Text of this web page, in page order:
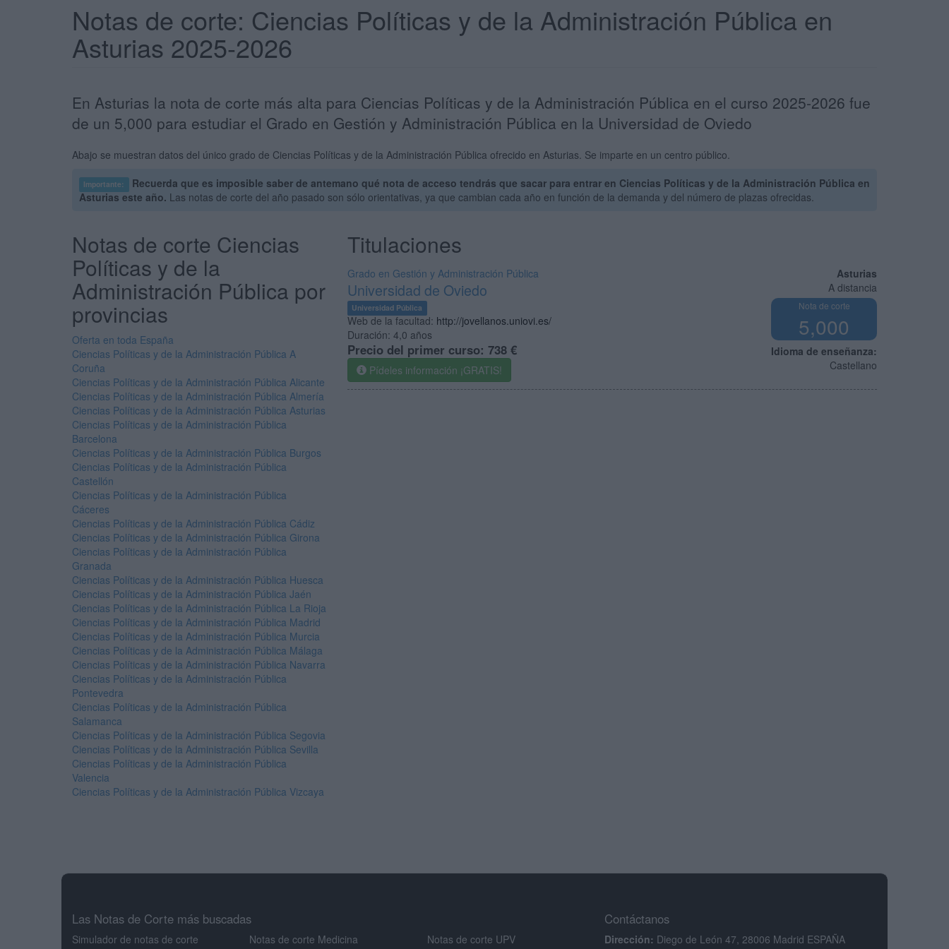
Notas de corte: Ciencias Políticas y de la Administración Pública en
Asturias 2025-2026
En Asturias la nota de corte más alta para Ciencias Políticas y de la Administración Pública en el curso 2025-2026 fue
de un 5,000 para estudiar el Grado en Gestión y Administración Pública en la Universidad de Oviedo
Abajo se muestran datos del único grado de Ciencias Políticas y de la Administración Pública ofrecido en Asturias. Se imparte en un centro público.
Importante:
Recuerda que es imposible saber de antemano qué nota de acceso tendrás que sacar para entrar en Ciencias Políticas y de la Administración Pública en
Asturias este año. Las notas de corte del año pasado son sólo orientativas, ya que cambian cada año en función de la demanda y del número de plazas ofrecidas.
Titulaciones
Asturias
A distancia
Nota de corte
5,000
Idioma de enseñanza:
Castellano
Grado en Gestión y Administración Pública
Universidad de Oviedo
Universidad Pública
Web de la facultad: http://jovellanos.uniovi.es/
Duración: 4,0 años
Precio del primer curso: 738 €
Pídeles información ¡GRATIS!
Notas de corte Ciencias
Políticas y de la
Administración Pública por
provincias
Oferta en toda España
Ciencias Políticas y de la Administración Pública A
Coruña
Ciencias Políticas y de la Administración Pública Alicante
Ciencias Políticas y de la Administración Pública Almería
Ciencias Políticas y de la Administración Pública Asturias
Ciencias Políticas y de la Administración Pública
Barcelona
Ciencias Políticas y de la Administración Pública Burgos
Ciencias Políticas y de la Administración Pública
Castellón
Ciencias Políticas y de la Administración Pública
Cáceres
Ciencias Políticas y de la Administración Pública Cádiz
Ciencias Políticas y de la Administración Pública Girona
Ciencias Políticas y de la Administración Pública
Granada
Ciencias Políticas y de la Administración Pública Huesca
Ciencias Políticas y de la Administración Pública Jaén
Ciencias Políticas y de la Administración Pública La Rioja
Ciencias Políticas y de la Administración Pública Madrid
Ciencias Políticas y de la Administración Pública Murcia
Ciencias Políticas y de la Administración Pública Málaga
Ciencias Políticas y de la Administración Pública Navarra
Ciencias Políticas y de la Administración Pública
Pontevedra
Ciencias Políticas y de la Administración Pública
Salamanca
Ciencias Políticas y de la Administración Pública Segovia
Ciencias Políticas y de la Administración Pública Sevilla
Ciencias Políticas y de la Administración Pública
Valencia
Ciencias Políticas y de la Administración Pública Vizcaya
Las Notas de Corte más buscadas
Simulador de notas de corte Notas de corte Medicina Notas de corte UPV
Contáctanos
Dirección: Diego de León 47, 28006 Madrid ESPAÑA